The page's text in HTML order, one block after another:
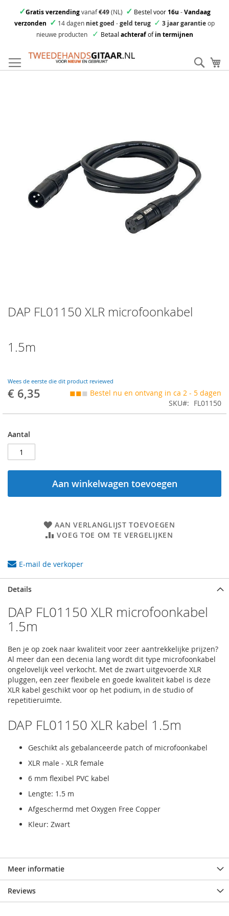
✓Gratis verzendingvanaf€49(NL) ✓ Bestel voor16u -Vandaag
verzonden ✓ 14 dagen niet goed -geld terug ✓ 3 jaar garantieop
nieuwe producten
✓ Betaal achterafofin termijnen
direct
door
DAP FL01150 XLR microfoonkabel
1.5m
Wees de eerste die dit product reviewed
€ 6,35 ◼◼◼ Bestel nu en ontvang in ca 2 - 5 dagen
SKU
FL01150
Aantal
Aan winkelwagen toevoegen
AAN VERLANGLIJST TOEVOEGEN
VOEG TOE OM TE VERGELIJKEN
E-mail de verkoper
to
the
the
Details
DAP FL01150 XLR microfoonkabel
1.5m
Ben je op zoek naar kwaliteit voor zeer aantrekkelijke prijzen?
Al meer dan een decenia lang wordt dit type microfoonkabel
ongelovelijk veel verkocht. Met de zwart uitgevoerde XLR
pluggen, een zeer flexibele en goede kwaliteit kabel is deze
XLR kabel geschikt voor op het podium, in de studio of
repetitieruimte.
DAP FL01150 XLR kabel 1.5m
Geschikt als gebalanceerde patch of microfoonkabel
XLR male - XLR female
6 mm flexibel PVC kabel
Lengte: 1.5 m
Afgeschermd met Oxygen Free Copper
Kleur: Zwart
Meer informatie
Reviews